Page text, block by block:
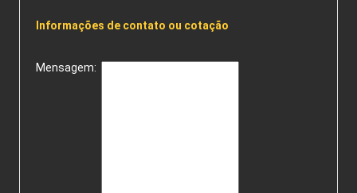
Informações de contato ou cotação
Mensagem: